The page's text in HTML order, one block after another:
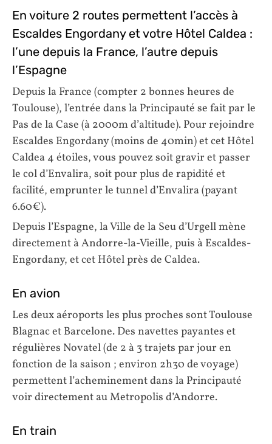
En voiture 2 routes permettent l’accès à
Escaldes Engordany et votre Hôtel Caldea :
l’une depuis la France, l’autre depuis
l’Espagne
Depuis la France (compter 2 bonnes heures de
Toulouse), l’entrée dans la Principauté se fait par le
Pas de la Case (à 2000m d’altitude). Pour rejoindre
Escaldes Engordany (moins de 40min) et cet Hôtel
Caldea 4 étoiles, vous pouvez soit gravir et passer
le col d’Envalira, soit pour plus de rapidité et
facilité, emprunter le tunnel d’Envalira (payant
6.60€).
Depuis l’Espagne, la Ville de la Seu d’Urgell mène
directement à Andorre-la-Vieille, puis à Escaldes-
Engordany, et cet Hôtel près de Caldea.
En avion
Les deux aéroports les plus proches sont Toulouse
Blagnac et Barcelone. Des navettes payantes et
régulières Novatel (de 2 à 3 trajets par jour en
fonction de la saison ; environ 2h30 de voyage)
permettent l’acheminement dans la Principauté
voir directement au Metropolis d’Andorre.
En train